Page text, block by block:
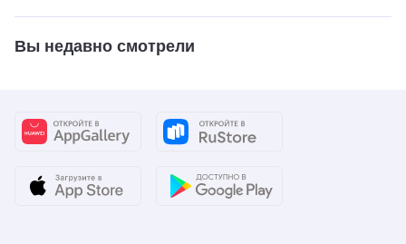
Вы недавно смотрели